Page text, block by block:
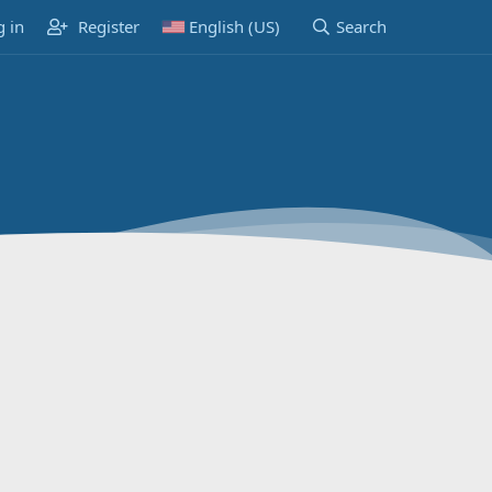
in Register English (US) Search